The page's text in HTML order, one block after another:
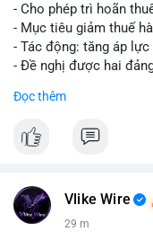
tái cơ cấu danh mục
trường có thể dao
động thái này.
và điểm đến của số
phòng thủ. Nếu vào
#160btc #vilanh
- Cho phép trì hoãn
- Mục tiêu giảm thuế
- Tác động: tăng áp
- Đề nghị được hai
📰 Nguồn:
Đọc thêm
Vlike Wire
29 m